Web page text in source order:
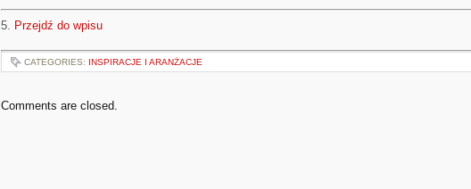
5. Przejdź do wpisu
CATEGORIES: INSPIRACJE I ARANŻACJE
Comments are closed.